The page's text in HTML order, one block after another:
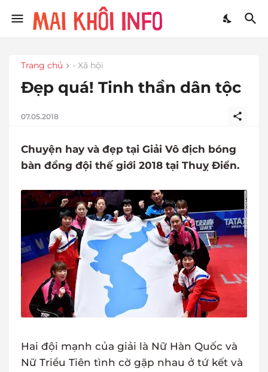
Trang chủ - Xã hội
Đẹp quá! Tinh thần dân tộc
07.05.2018
Chuyện hay và đẹp tại Giải Vô địch bóng
bàn đồng đội thế giới 2018 tại Thuỵ Điển.
Hai đội mạnh của giải là Nữ Hàn Quốc và
Nữ Triều Tiên tình cờ gặp nhau ở tứ kết và